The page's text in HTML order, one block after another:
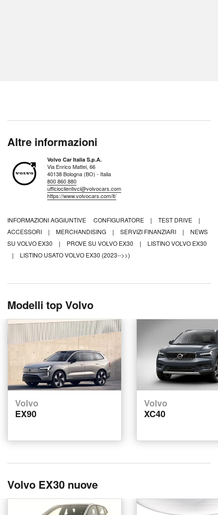
Altre informazioni
Volvo Car Italia S.p.A.
Via Enrico Mattei, 66
40138 Bologna (BO) - Italia
800 860 880
ufficioclientivci@volvocars.com
https://www.volvocars.com/it/
INFORMAZIONI AGGIUNTIVE CONFIGURATORE | TEST DRIVE
|
ACCESSORI
| MERCHANDISING | SERVIZI FINANZIARI |
NEWS
SU VOLVO EX30
| PROVE SU VOLVO EX30 |
LISTINO VOLVO EX30
|
LISTINO USATO VOLVO EX30 (2023-->>)
Modelli top Volvo
Volvo
EX90
Volvo
XC40
Volvo EX30 nuove